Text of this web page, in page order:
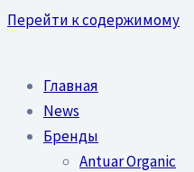
Перейти к содержимому
Главная
News
Бренды
Antuar Organic